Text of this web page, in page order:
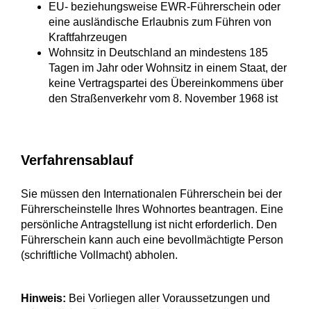
EU- beziehungsweise EWR-Führerschein oder
eine ausländische Erlaubnis zum Führen von
Kraftfahrzeugen
Wohnsitz in Deutschland an mindestens 185
Tagen im Jahr oder Wohnsitz in einem Staat, der
keine Vertragspartei des Übereinkommens über
den Straßenverkehr vom 8. November 1968 ist
Verfahrensablauf
Sie müssen den Internationalen Führerschein bei der
Führerscheinstelle Ihres Wohnortes beantragen. Eine
persönliche Antragstellung ist nicht erforderlich. Den
Führerschein kann auch eine bevollmächtigte Person
(schriftliche Vollmacht) abholen.
Hinweis: Bei Vorliegen aller Voraussetzungen und